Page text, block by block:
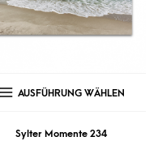
AUSFÜHRUNG WÄHLEN
Sylter Momente 234